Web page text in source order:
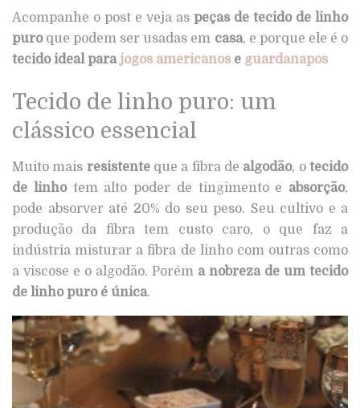
Acompanhe o post e veja as peças de tecido de linho
puroque podem ser usadas em casa, e porque ele é o
tecido ideal parajogos americanose guardanapos
Tecido de linho puro: um
clássico essencial
Muito mais resistente que a fibra de algodão, otecido
de linhotem alto poder de tingimento e absorção,
pode absorver até 20% do seu peso. Seu cultivo e a
produção da fibra tem custo caro, o que faz a
indústria misturar a fibra de linho com outras como
a viscose e o algodão. Porém a nobreza de um tecido
de linho puro é única.